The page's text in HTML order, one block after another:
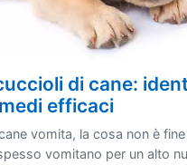
di cane:
efficaci
vomita, la cosa non è
vomitano per un alto